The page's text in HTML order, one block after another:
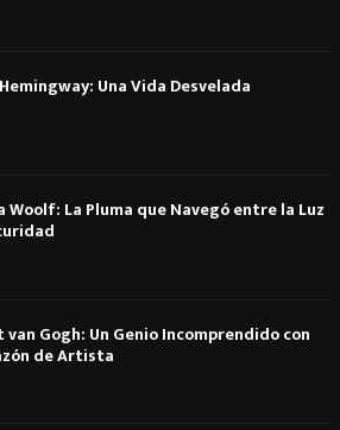
Una Vida Desvelada
Woolf: La Pluma que Navegó entre la Luz
Gogh: Un Genio Incomprendido con
de Artista